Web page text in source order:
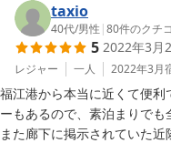
taxio
40代/男性 |80件のクチ
5 2022年3月
レジャー 一人 2022年3月
福江港から本当に近くて便
ーもあるので、素泊まりでも
また廊下に掲示されていた